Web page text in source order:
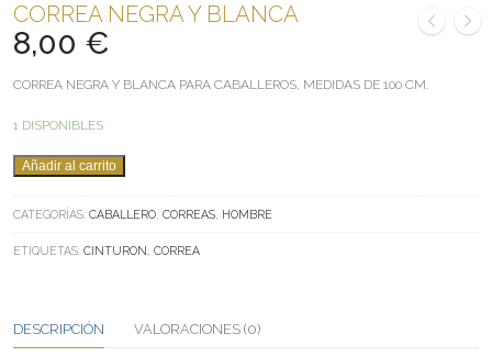
CORREA NEGRA Y BLANCA
8,00 €
CORREA NEGRA Y BLANCA PARA CABALLEROS, MEDIDAS DE 100 CM.
1 DISPONIBLES
CORREA
Y
CANTIDAD
Añadir al carrito
CATEGORÍAS: CABALLERO, CORREAS, HOMBRE
ETIQUETAS: CINTURON, CORREA
DESCRIPCIÓN VALORACIONES (0)